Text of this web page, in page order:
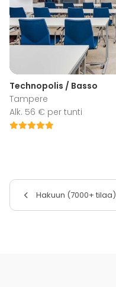
Technopolis / Basso
Tampere
Alk. 56 € per tunti
Hakuun (7000+ tilaa)